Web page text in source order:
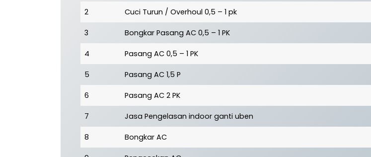
2 Cuci Turun / Overhoul 0,5 – 1 pk
3 Bongkar Pasang AC 0,5 – 1 PK
4 Pasang AC 0,5 – 1 PK
5 Pasang AC 1,5 P
6 Pasang AC 2 PK
7 Jasa Pengelasan indoor ganti uben
8 Bongkar AC